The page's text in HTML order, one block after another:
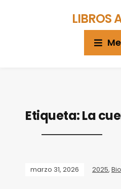
LIBROS
Etiqueta:La
marzo 31, 2026 2025,